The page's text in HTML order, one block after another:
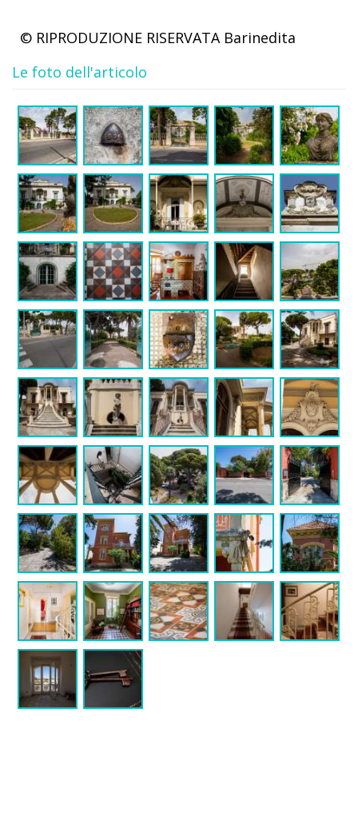
© RIPRODUZIONE RISERVATA Barinedita
Le foto dell'articolo